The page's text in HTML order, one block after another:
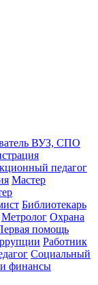
ВУЗ, СПО
педагог
Мастер
Библиотекарь
Метролог Охрана
помощь
Работник
Социальный
финансы